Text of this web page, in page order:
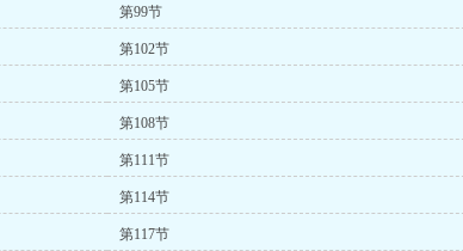
第99节
第102节
第105节
第108节
第111节
第114节
第117节